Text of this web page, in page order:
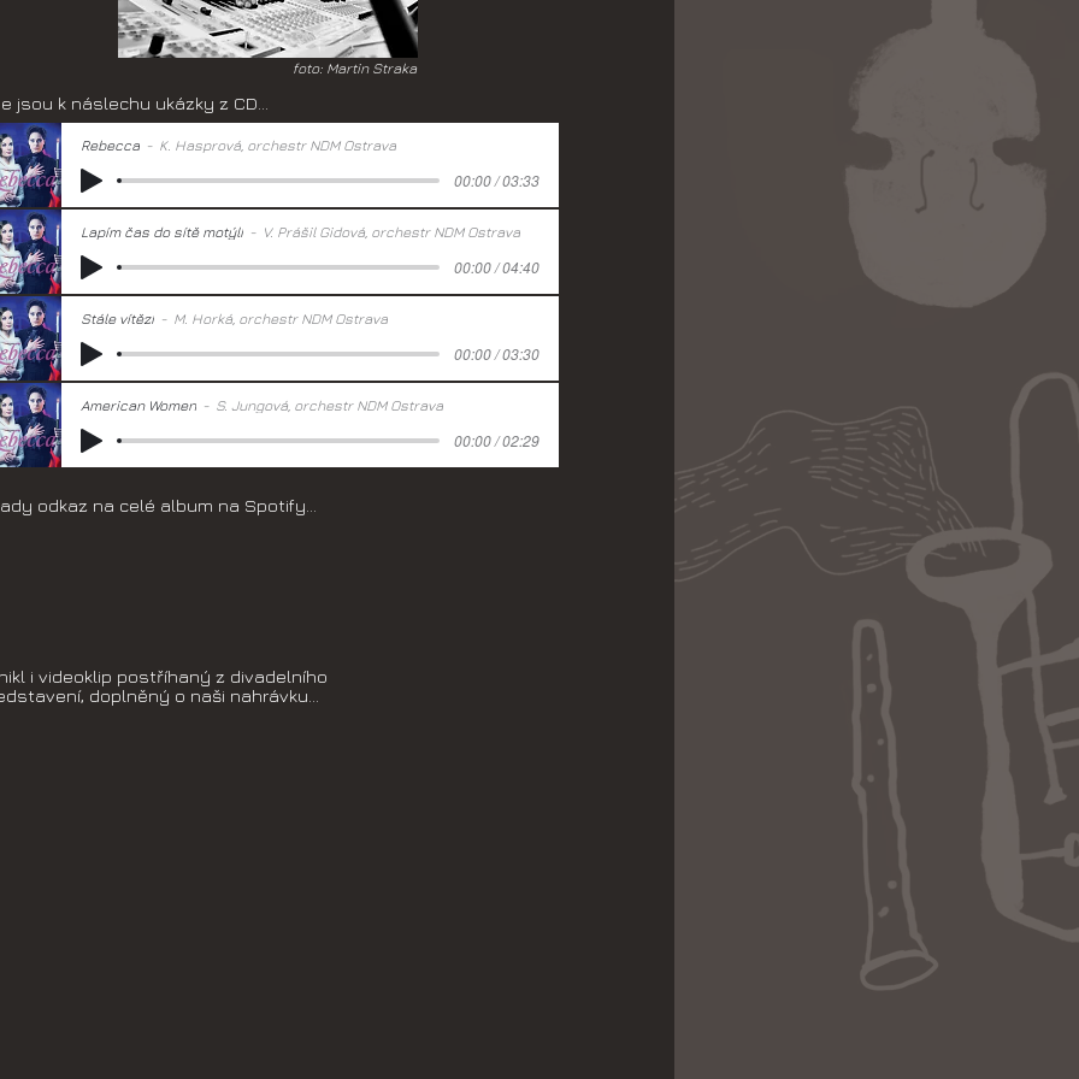
foto: Martin Straka
jsou k náslechu ukázky z CD...
Rebecca K. Hasprová, orchestr NDM Ostrava
00:00 / 03:33
Lapím čas do sítě motýlí V. Prášil Gidová, orchestr NDM Ostrava
00:00 / 04:40
Stále vítězí M. Horká, orchestr NDM Ostrava
00:00 / 03:30
American Women S. Jungová, orchestr NDM Ostrava
00:00 / 02:29
odkaz na celé album na Spotify...
i videoklip postříhaný z divadelního
doplněný o naši nahrávku...